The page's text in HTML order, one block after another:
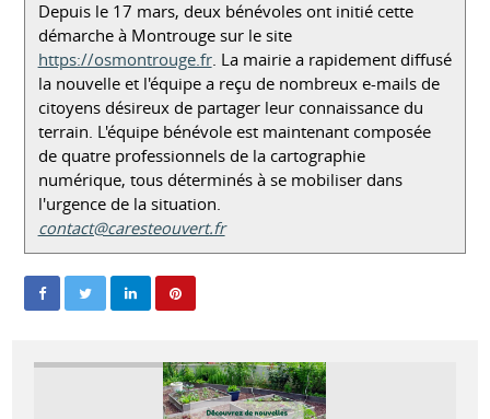
Depuis le 17 mars, deux bénévoles ont initié cette
démarche à Montrouge sur le site
https://osmontrouge.fr. La mairie a rapidement diffusé
la nouvelle et l'équipe a reçu de nombreux e-mails de
citoyens désireux de partager leur connaissance du
terrain. L'équipe bénévole est maintenant composée
de quatre professionnels de la cartographie
numérique, tous déterminés à se mobiliser dans
l'urgence de la situation.
contact@caresteouvert.fr